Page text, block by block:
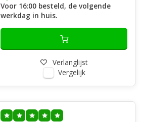
Voor 16:00 besteld, de volgende
werkdag in huis.
Verlanglijst
Vergelijk